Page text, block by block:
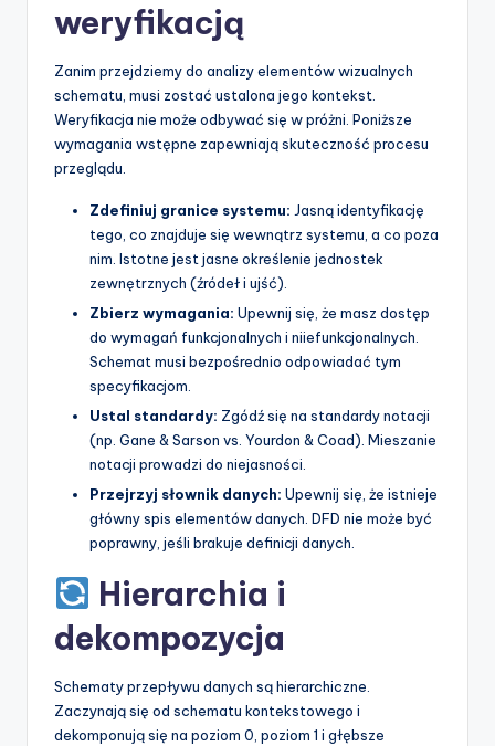
weryfikacją
Zanim przejdziemy do analizy elementów wizualnych
schematu, musi zostać ustalona jego kontekst.
Weryfikacja nie może odbywać się w próżni. Poniższe
wymagania wstępne zapewniają skuteczność procesu
przeglądu.
Zdefiniuj granice systemu: Jasną identyfikację
tego, co znajduje się wewnątrz systemu, a co poza
nim. Istotne jest jasne określenie jednostek
zewnętrznych (źródeł i ujść).
Zbierz wymagania: Upewnij się, że masz dostęp
do wymagań funkcjonalnych i niiefunkcjonalnych.
Schemat musi bezpośrednio odpowiadać tym
specyfikacjom.
Ustal standardy: Zgódź się na standardy notacji
(np. Gane & Sarson vs. Yourdon & Coad). Mieszanie
notacji prowadzi do niejasności.
Przejrzyj słownik danych: Upewnij się, że istnieje
główny spis elementów danych. DFD nie może być
poprawny, jeśli brakuje definicji danych.
Hierarchia i
dekompozycja
Schematy przepływu danych są hierarchiczne.
Zaczynają się od schematu kontekstowego i
dekomponują się na poziom 0, poziom 1 i głębsze